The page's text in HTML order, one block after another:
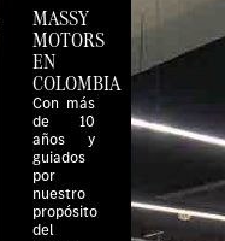
MASSY
MOTORS
EN
COLOMBIA
Con más
de 10
años y
guiados
por
nuestro
propósito
del